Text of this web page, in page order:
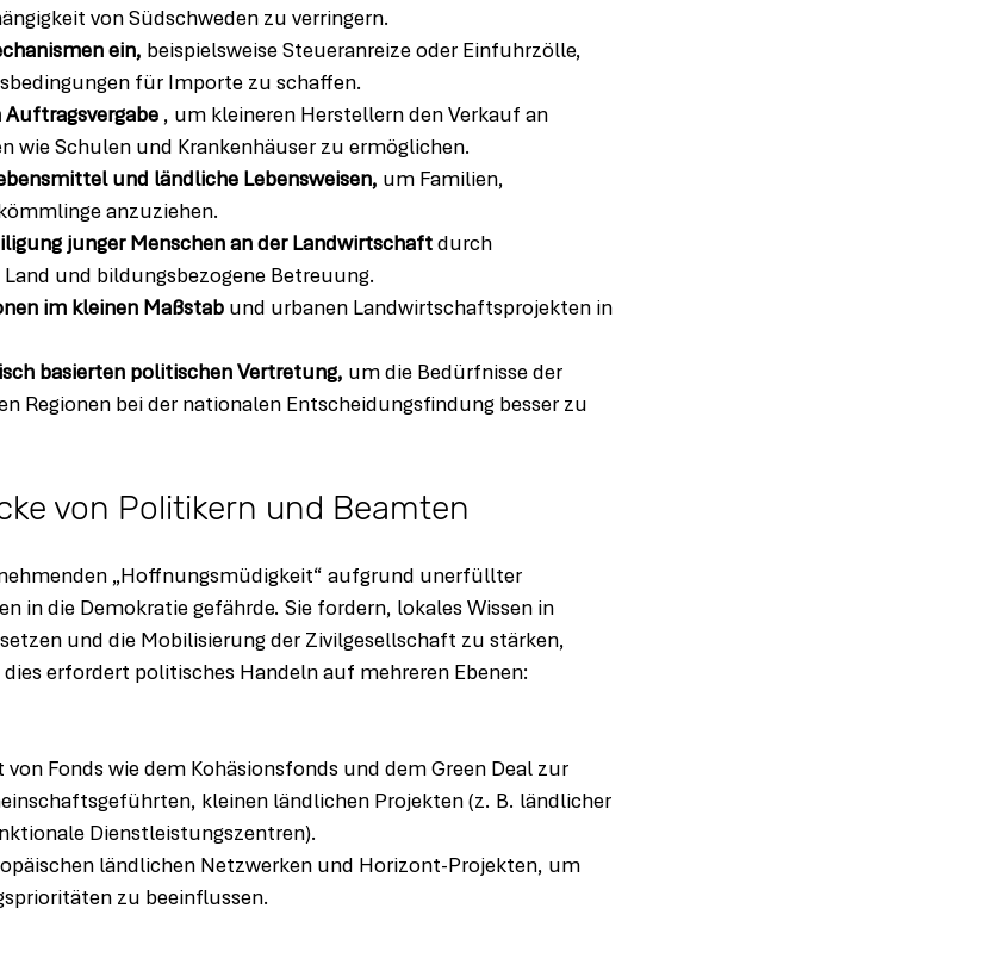
von Südschweden zu verringern.
ein, beispielsweise Steueranreize oder Einfuhrzölle,
für Importe zu schaffen.
, um kleineren Herstellern den Verkauf an
wie Schulen und Krankenhäuser zu ermöglichen.
und ländliche Lebensweisen, um Familien,
anzuziehen.
junger Menschen an der Landwirtschaft durch
und bildungsbezogene Betreuung.
im kleinen Maßstab und urbanen Landwirtschaftsprojekten in
basierten politischen Vertretung, um die Bedürfnisse der
Regionen bei der nationalen Entscheidungsfindung besser zu
von Politikern und Beamten
„Hoffnungsmüdigkeit“ aufgrund unerfüllter
in die Demokratie gefährde. Sie fordern, lokales Wissen in
und die Mobilisierung der Zivilgesellschaft zu stärken,
erfordert politisches Handeln auf mehreren Ebenen:
Fonds wie dem Kohäsionsfonds und dem Green Deal zur
kleinen ländlichen Projekten (z. B. ländlicher
Dienstleistungszentren).
ländlichen Netzwerken und Horizont-Projekten, um
zu beeinflussen.